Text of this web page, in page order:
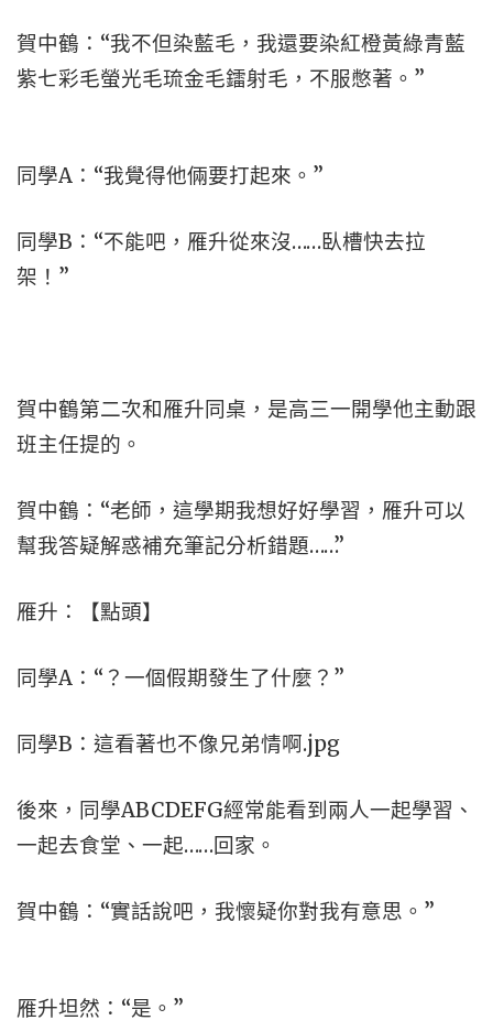
賀中鶴：“我不但染藍毛，我還要染紅橙黃綠青藍
紫七彩毛螢光毛琉金毛鐳射毛，不服憋著。”
同學A：“我覺得他倆要打起來。”
同學B：“不能吧，雁升從來沒……臥槽快去拉
架！”
賀中鶴第二次和雁升同桌，是高三一開學他主動跟
班主任提的。
賀中鶴：“老師，這學期我想好好學習，雁升可以
幫我答疑解惑補充筆記分析錯題……”
雁升：【點頭】
同學A：“？一個假期發生了什麼？”
同學B：這看著也不像兄弟情啊.jpg
後來，同學ABCDEFG經常能看到兩人一起學習、
一起去食堂、一起……回家。
賀中鶴：“實話說吧，我懷疑你對我有意思。”
雁升坦然：“是。”